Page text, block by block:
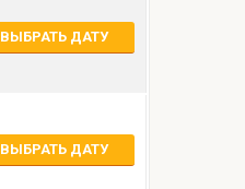
ВЫБРАТЬ ДАТУ
ВЫБРАТЬ ДАТУ